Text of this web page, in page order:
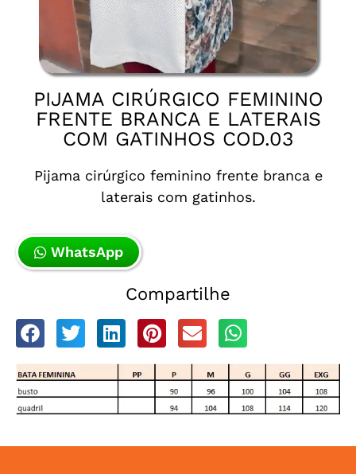
PIJAMA CIRÚRGICO FEMININO
FRENTE BRANCA E LATERAIS
COM GATINHOS COD.03
Pijama cirúrgico feminino frente branca e
laterais com gatinhos.
WhatsApp
Compartilhe